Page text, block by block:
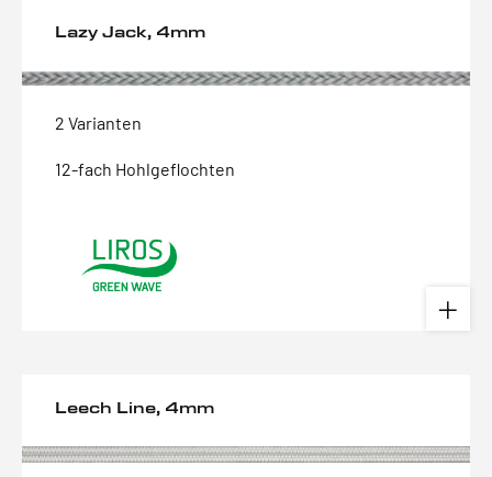
Lazy Jack, 4mm
2 Varianten
12-fach Hohlgeflochten
Leech Line, 4mm